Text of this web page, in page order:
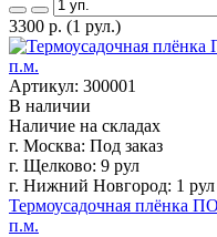
3300 р. (1 рул.)
Артикул: 300001
В наличии
Наличие на складах
г. Москва: Под заказ
г. Щелково: 9 рул
г. Нижний Новгород: 1 рул
Термоусадочная плёнка
п.м.